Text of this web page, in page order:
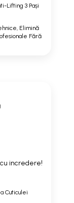
Lifting 3 Pași
Elimină
Fără
incredere!
Cuticulei